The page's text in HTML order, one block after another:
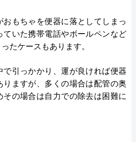
おもちゃを便器に落としてしまっ
ていた携帯電話やボールペンなど
たケースもあります。
で引っかかり、運が良ければ便器
りますが、多くの場合は配管の奥
その場合は自力での除去は困難に